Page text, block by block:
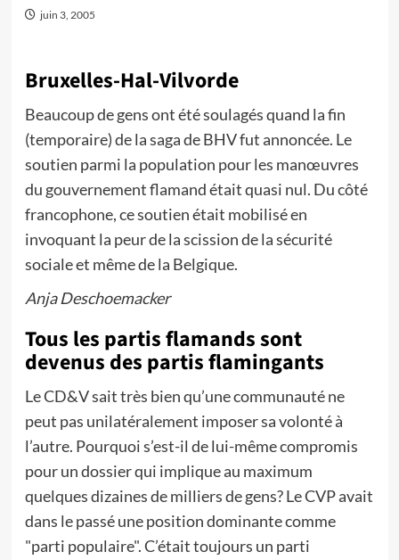
juin 3, 2005
Bruxelles-Hal-Vilvorde
Beaucoup de gens ont été soulagés quand la fin
(temporaire) de la saga de BHV fut annoncée. Le
soutien parmi la population pour les manœuvres
du gouvernement flamand était quasi nul. Du côté
francophone, ce soutien était mobilisé en
invoquant la peur de la scission de la sécurité
sociale et même de la Belgique.
Anja Deschoemacker
Tous les partis flamands sont
devenus des partis flamingants
Le CD&V sait très bien qu’une communauté ne
peut pas unilatéralement imposer sa volonté à
l’autre. Pourquoi s’est-il de lui-même compromis
pour un dossier qui implique au maximum
quelques dizaines de milliers de gens? Le CVP avait
dans le passé une position dominante comme
"parti populaire". C’était toujours un parti